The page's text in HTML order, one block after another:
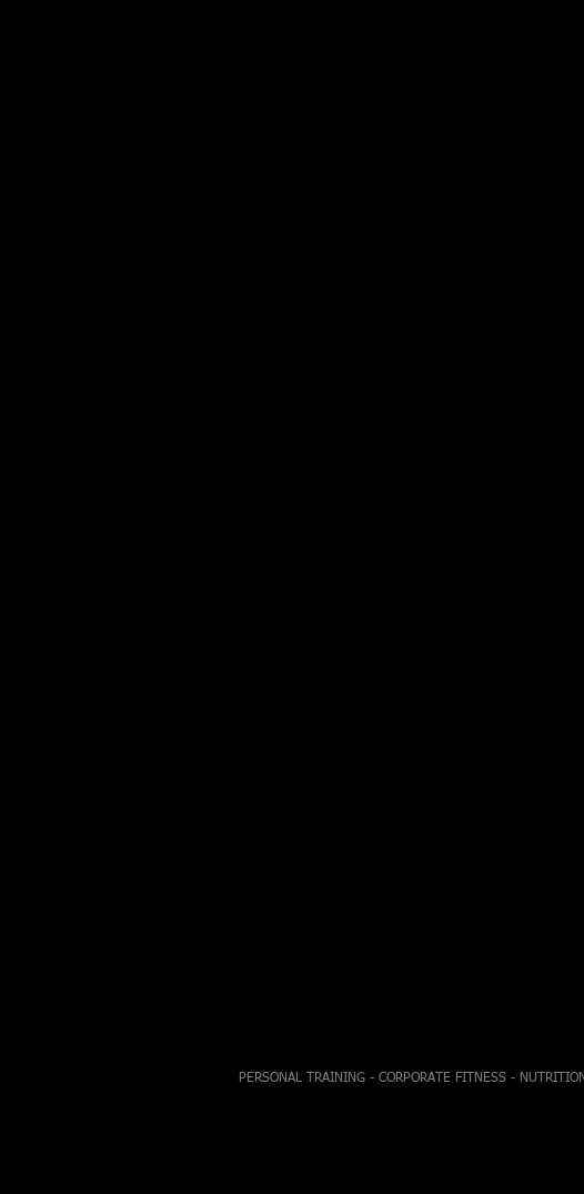
PERSONAL TRAINING - CORPORATE FITNESS -